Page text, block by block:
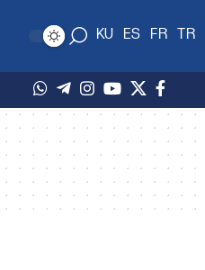
TR
FR
ES
KU